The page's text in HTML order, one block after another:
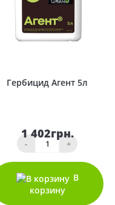
Гербицид Агент 5л
1 402грн.
- +
В
корзину